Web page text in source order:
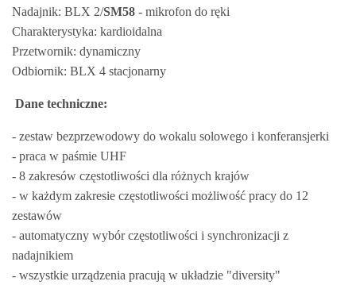
Nadajnik: BLX 2/SM58 - mikrofon do ręki
Charakterystyka: kardioidalna
Przetwornik: dynamiczny
Odbiornik: BLX 4 stacjonarny
Dane techniczne:
- zestaw bezprzewodowy do wokalu solowego i konferansjerki
- praca w paśmie UHF
- 8 zakresów częstotliwości dla różnych krajów
- w każdym zakresie częstotliwości możliwość pracy do 12
zestawów
- automatyczny wybór częstotliwości i synchronizacji z
nadajnikiem
- wszystkie urządzenia pracują w układzie "diversity"